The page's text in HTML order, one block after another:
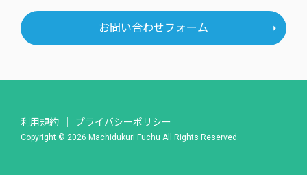
お問い合わせフォーム
利用規約 プライバシーポリシー
Copyright © 2026 Machidukuri Fuchu All Rights Reserved.